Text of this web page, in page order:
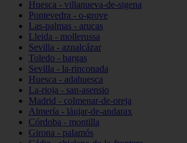
Huesca - villanueva-de-sigena
Pontevedra - o-grove
Las-palmas - arucas
Lleida - mollerussa
Sevilla - aznalcázar
Toledo - bargas
Sevilla - la-rinconada
Huesca - adahuesca
La-rioja - san-asensio
Madrid - colmenar-de-oreja
Almería - láujar-de-andarax
Córdoba - montilla
Girona - palamós